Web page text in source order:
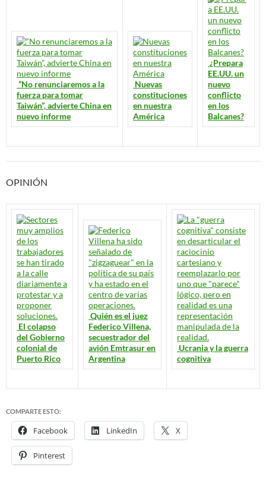
“No renunciaremos a la
fuerza para tomar
Taiwán”, advierte China en
nuevo informe
Nuevas
constituciones
en nuestra
América
¿Prepara
EE.UU. un
nuevo
conflicto
en los
Balcanes?
OPINIÓN
El colapso
del Gobierno
colonial de
Puerto Rico
Quién es el juez
Federico Villena,
secuestrador del
avión Emtrasur en
Argentina
Ucrania y la guerra
cognitiva
COMPARTE ESTO:
Facebook LinkedIn X
Pinterest